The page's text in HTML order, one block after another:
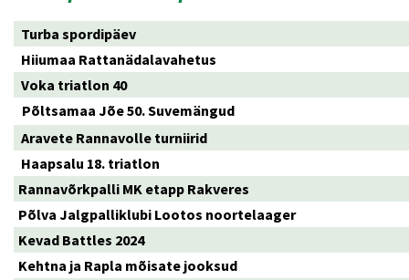
Turba spordipäev
Hiiumaa Rattanädalavahetus
Voka triatlon 40
Põltsamaa Jõe 50. Suvemängud
Aravete Rannavolle turniirid
Haapsalu 18. triatlon
Rannavõrkpalli MK etapp Rakveres
Põlva Jalgpalliklubi Lootos noortelaager
Kevad Battles 2024
Kehtna ja Rapla mõisate jooksud